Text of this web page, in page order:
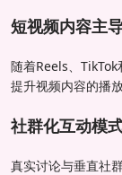
短视频内容主
随着Reels、
提升视频内容的播
社群化互动模
真实讨论与垂直社